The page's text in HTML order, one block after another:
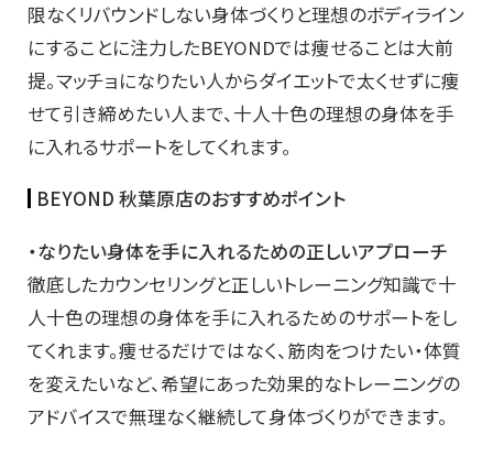
限なくリバウンドしない身体づくりと理想のボディライン
にすることに注力したBEYONDでは痩せることは大前
提。マッチョになりたい人からダイエットで太くせずに痩
せて引き締めたい人まで、十人十色の理想の身体を手
に入れるサポートをしてくれます。
BEYOND 秋葉原店のおすすめポイント
・なりたい身体を手に入れるための正しいアプローチ
徹底したカウンセリングと正しいトレーニング知識で十
人十色の理想の身体を手に入れるためのサポートをし
てくれます。痩せるだけではなく、筋肉をつけたい・体質
を変えたいなど、希望にあった効果的なトレーニングの
アドバイスで無理なく継続して身体づくりができます。